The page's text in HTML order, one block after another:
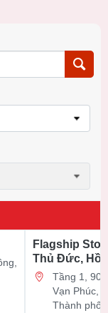
Flagship
Thủ Đức, Hồ
Tầng 1, 90
Vạn Phúc,
Thành phố